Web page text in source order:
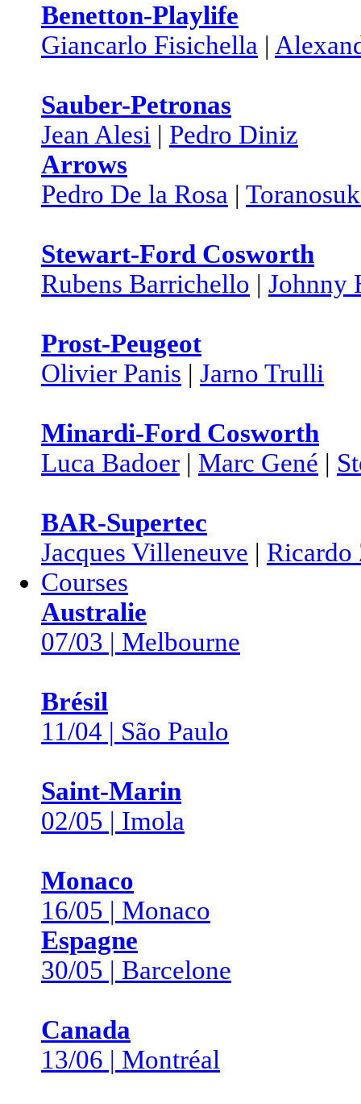
Benetton-Playlife
Giancarlo Fisichella |
Sauber-Petronas
Jean Alesi | Pedro Diniz
Arrows
Pedro De la Rosa |
Stewart-Ford Cosworth
Rubens Barrichello | Johnny
Prost-Peugeot
Olivier Panis | Jarno Trulli
Minardi-Ford Cosworth
Luca Badoer | Marc Gené |
BAR-Supertec
Jacques Villeneuve | Ricardo
Courses
Australie
07/03 | Melbourne
Brésil
11/04 | São Paulo
Saint-Marin
02/05 | Imola
Monaco
16/05 | Monaco
Espagne
30/05 | Barcelone
Canada
13/06 | Montréal